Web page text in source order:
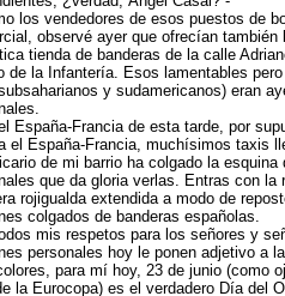
los vendedores de esos puestos de
observé ayer que ofrecían
tienda de banderas de la calle
de la Infantería. Esos lamentables
y sudamericanos) eran
España-Francia de esta tarde, por
el España-Francia, muchísimos taxis
de mi barrio ha colgado la
que da gloria verlas. Entras con la
rojigualda extendida a modo de
colgados de banderas españolas.
mis respetos para los señores y
personales hoy le ponen adjetivo a
para mí hoy, 23 de junio (como
la Eurocopa) es el verdadero Día del